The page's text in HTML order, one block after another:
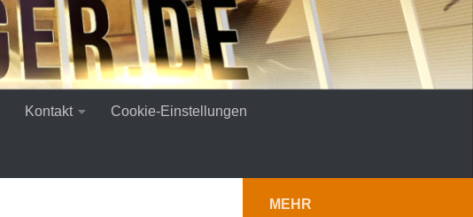
Kontakt Cookie-Einstellungen
MEHR